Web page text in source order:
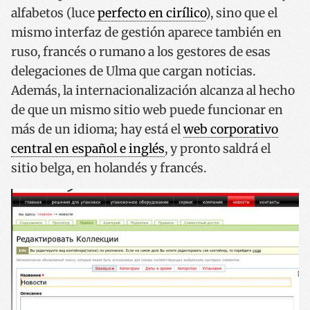
alfabetos (luceperfecto en cirílico), sino que el
mismo interfaz de gestión aparece también en
ruso, francés o rumano a los gestores de esas
delegaciones de Ulma que cargan noticias.
Además, la internacionalización alcanza al hecho
de que un mismo sitio web puede funcionar en
más de un idioma; hay está elweb corporativo
central en español e inglés, y pronto saldrá el
sitio belga, en holandés y francés.
Las cookies estrictamente necesarias permiten la
funcionalidad principal del sitio web, como el inicio
de sesión de usuario y la gestión de cuentas. El sitio
web no se puede utilizar correctamente sin las
cookies estrictamente necesarias.
Nombre
Proveedor / Dominio
__cf_bm
Cloudflare Inc.
29
CookieScriptConsent
CookieScript
www.codesyntax.com
1 año